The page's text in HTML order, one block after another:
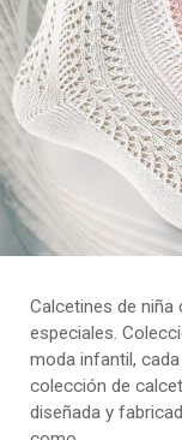
Calcetines de niña
especiales.
moda infantil,
colección de
diseñada y